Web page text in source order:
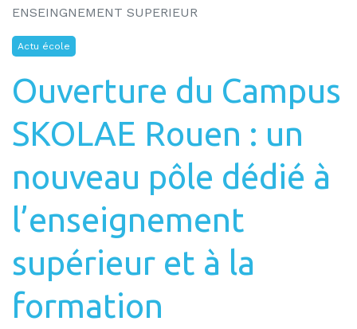
Actu école
Ouverture du Campus
SKOLAE Rouen : un
nouveau pôle dédié à
l’enseignement
supérieur et à la
formation